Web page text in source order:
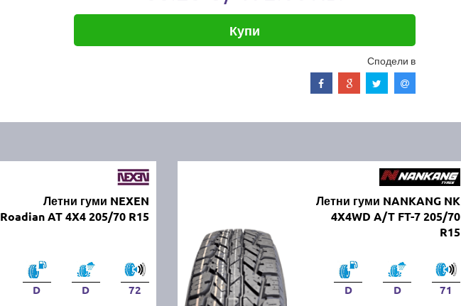
Купи
Сподели в
Летни гуми NEXEN
Roadian AT 4X4 205/70 R15
D D 72
Летни гуми NANKANG NK
4X4WD A/T FT-7 205/70
R15
D D 71